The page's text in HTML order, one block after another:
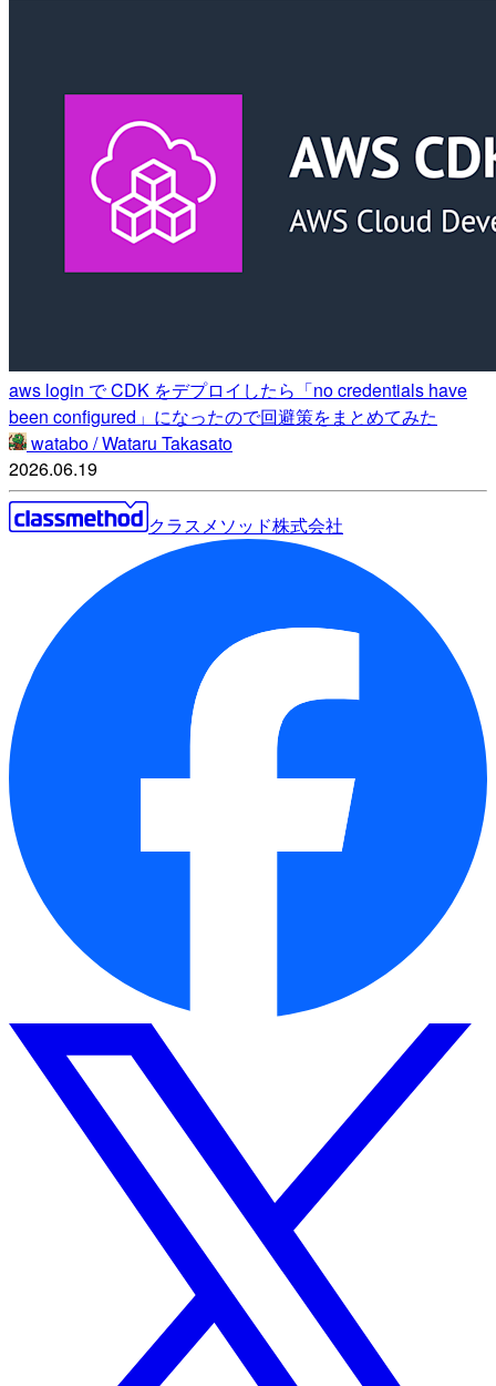
aws login で CDK をデプロイしたら「no credentials have
been configured」になったので回避策をまとめてみた
watabo / Wataru Takasato
2026.06.19
クラスメソッド株式会社